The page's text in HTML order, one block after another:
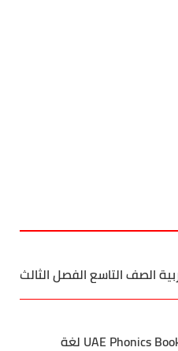
الصف التاسع الفصل الثالث
كتاب النشاط UAE Phonics Book 1 2025 – 2026 لغة